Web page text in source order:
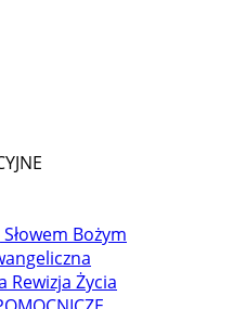
Bożym
Rewizja Życia